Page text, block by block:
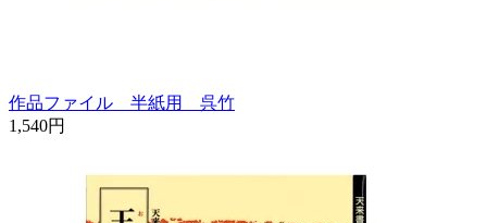
作品ファイル 半紙用 呉竹
1,540円